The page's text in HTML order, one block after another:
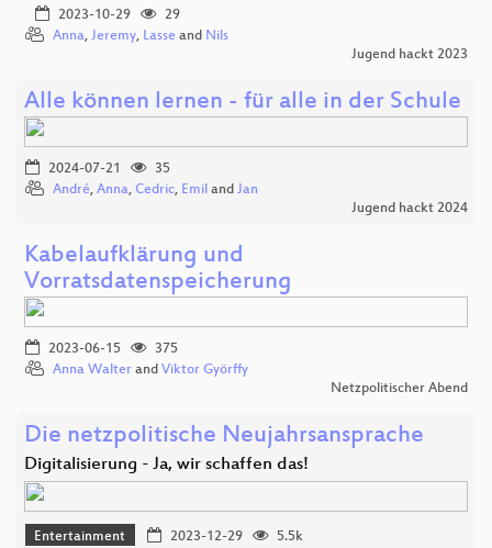
2023-10-29
29
Anna, Jeremy, Lasse and Nils
Jugend hackt 2023
Alle können lernen - für alle in der Schule
2024-07-21
35
André, Anna, Cedric, Emil and Jan
Jugend hackt 2024
Kabelaufklärung und
Vorratsdatenspeicherung
2023-06-15
375
Anna Walter and Viktor Györffy
Netzpolitischer Abend
Die netzpolitische Neujahrsansprache
Digitalisierung - Ja, wir schaffen das!
Entertainment 2023-12-29 5.5k